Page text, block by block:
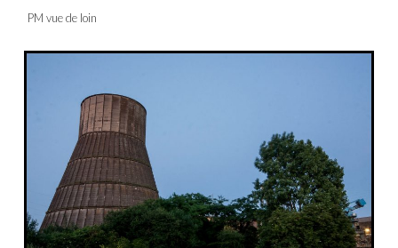
PM vue de loin